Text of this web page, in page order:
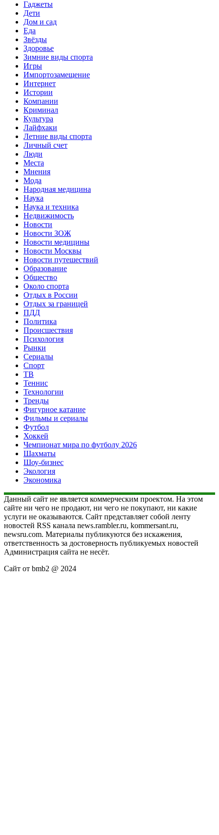
Гаджеты
Дети
Дом и сад
Еда
Звёзды
Здоровье
Зимние виды спорта
Игры
Импортозамещение
Интернет
Истории
Компании
Криминал
Культура
Лайфхаки
Летние виды спорта
Личный счет
Люди
Места
Мнения
Мода
Народная медицина
Наука
Наука и техника
Недвижимость
Новости
Новости ЗОЖ
Новости медицины
Новости Москвы
Новости путешествий
Образование
Общество
Около спорта
Отдых в России
Отдых за границей
ПДД
Политика
Происшествия
Психология
Рынки
Сериалы
Спорт
ТВ
Теннис
Технологии
Тренды
Фигурное катание
Фильмы и сериалы
Футбол
Хоккей
Чемпионат мира по футболу 2026
Шахматы
Шоу-бизнес
Экология
Экономика
Данный сайт не является коммерческим проектом. На этом
сайте ни чего не продают, ни чего не покупают, ни какие
услуги не оказываются. Сайт представляет собой ленту
новостей RSS канала news.rambler.ru, kommersant.ru,
newsru.com. Материалы публикуются без искажения,
ответственность за достоверность публикуемых новостей
Администрация сайта не несёт.
Сайт от bmb2 @ 2024